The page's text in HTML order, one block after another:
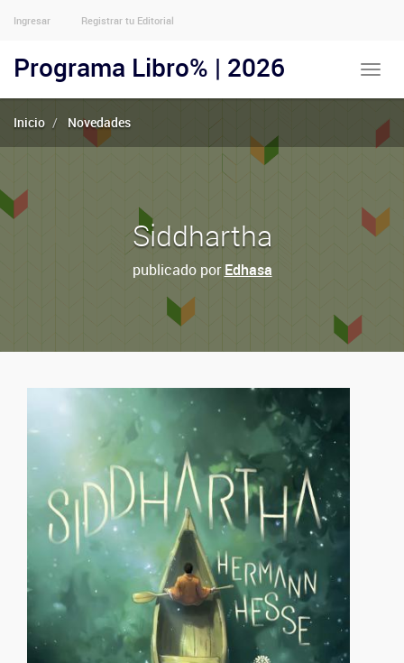
Menu
Usuarios
Anónimos
Ingresar Registrar tu Editorial
Toggle
Programa Libro% | 2026
Inicio Novedades
Siddhartha
publicado porEdhasa